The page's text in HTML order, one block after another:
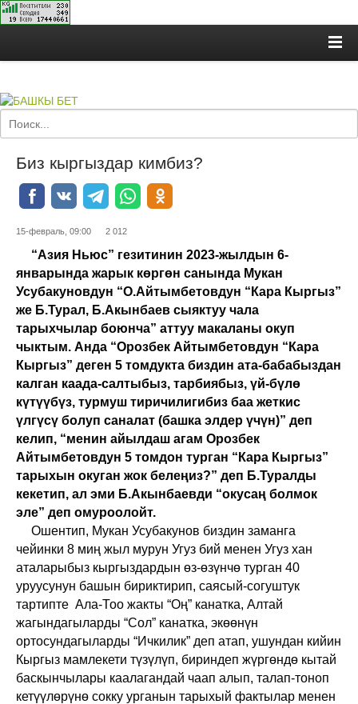
Биз кыргыздар кимбиз?
15-февраль, 09:00 2 012
“Азия Ньюс” гезитинин 2023-жылдын 6-
январында жарык көргөн санында Мукан
Усубакуновдун “О.Айтымбетовдун “Кара Кыргыз”
же Б.Турал, Б.Акынбаев сыяктуу чала
тарыхчылар боюнча” аттуу макаланы окуп
чыктым. Анда “Орозбек Айтымбетовдун “Кара
Кыргыз” деген 5 томдукта биздин ата-бабабыздан
калган каада-салтыбыз, тарбиябыз, үй-бүлө
күтүүбүз, турмуш тиричилигибиз баа жеткис
үлгүсү болуп саналат (башка элдер үчүн)” деп
келип, “менин айылдаш агам Орозбек
Айтымбетовдун 5 томдон турган “Кара Кыргыз”
тарыхын окуган жок белеңиз?” деп Б.Туралды
кекетип, ал эми Б.Акынбаевди “окусаң болмок
эле” деп омуроолойт.
Ошентип, Мукан Усубакунов биздин заманга
чейинки 8 миң жыл мурун Угуз бий менен Угуз хан
аталарыбыз кыргыздардын өз-өзүнчө турган 40
уруусунун башын бириктирип, саясый-согуштук
тартипте Ала-Тоо жакты “Оң” канатка, Алтай
жагындагыларды “Сол” канатка, экөөнүн
ортосундагыларды “Ичкилик” деп атап, ушундан кийин
Кыргыз мамлекети түзүлүп, бириндеп жүргөндө кытай
баскынчылары каалагандай чаап алып, талап-тоноп
кетүүлөрүнө сокку урганын тарыхый фактылар менен